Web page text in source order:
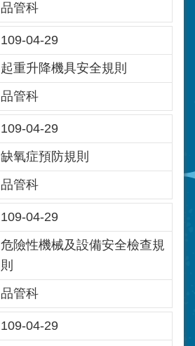
品管科
109-04-29
起重升降機具安全規則
品管科
109-04-29
缺氧症預防規則
品管科
109-04-29
危險性機械及設備安全檢查規
則
品管科
109-04-29